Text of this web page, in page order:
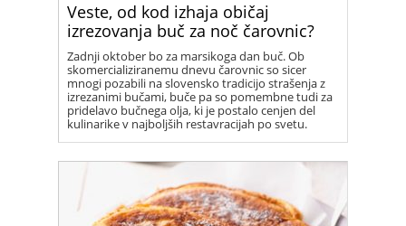
Veste, od kod izhaja običaj
izrezovanja buč za noč čarovnic?
Zadnji oktober bo za marsikoga dan buč. Ob
skomercializiranemu dnevu čarovnic so sicer
mnogi pozabili na slovensko tradicijo strašenja z
izrezanimi bučami, buče pa so pomembne tudi za
pridelavo bučnega olja, ki je postalo cenjen del
kulinarike v najboljših restavracijah po svetu.